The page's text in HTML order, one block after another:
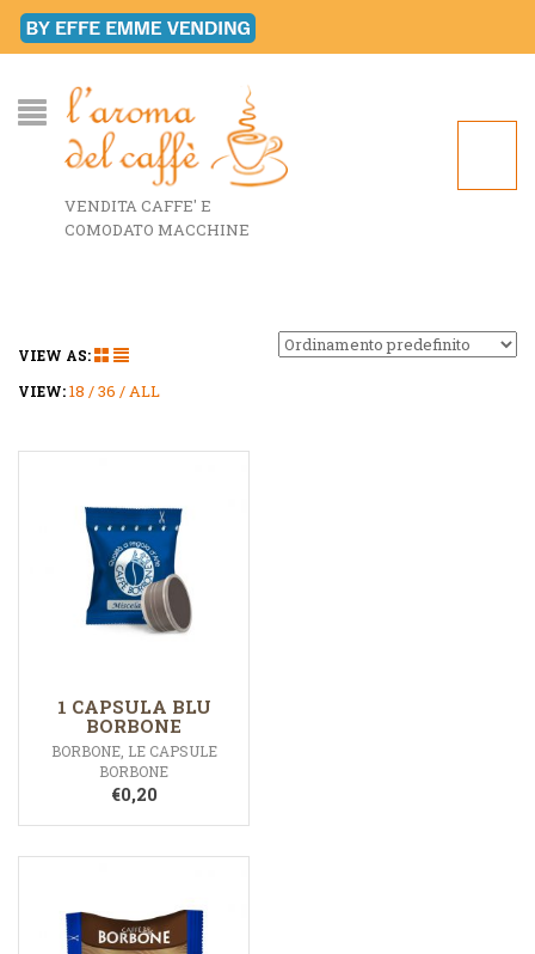
VENDITA CAFFE' E
COMODATO MACCHINE
VIEW AS:
VIEW:18 36 ALL
1 CAPSULA BLU
BORBONE
BORBONE, LE CAPSULE
BORBONE
€0,20